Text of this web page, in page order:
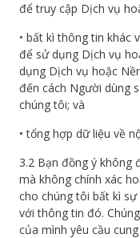
để truy cập Dịch vụ
• bất kì thông tin khác
để sử dụng Dịch vụ
dụng Dịch vụ hoặc
đến cách Người dùng
chúng tôi; và
• tổng hợp dữ liệu về
3.2 Bạn đồng ý không
mà không chính xác
cho chúng tôi bất kì
với thông tin đó.
của mình yêu cầu